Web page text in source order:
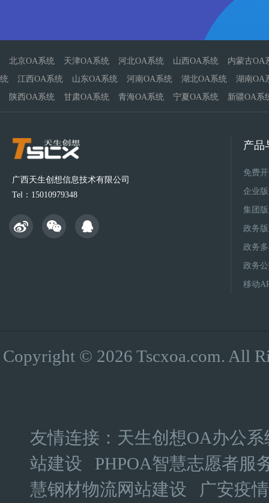
北京OA系统 天津OA系统 河北OA系统 山西OA系统
内蒙古OA
统
江西OA系统 山东OA系统 河南OA系统 湖北OA系统
湖南OA
陕西OA系统
甘肃OA系统 青海OA系统 宁夏OA系统 新疆OA系
广西天生创想信息技术有限公司
Tel：15010979348
产品
免费
企业版
集团版
政务版
政务
政务
移动
Copyright © 2026 Tscxoa.com. All
友情连接： 天生创想OA办公
站建设
PHPOA智慧志愿者服
慧钢材物流网站建设
广安疫